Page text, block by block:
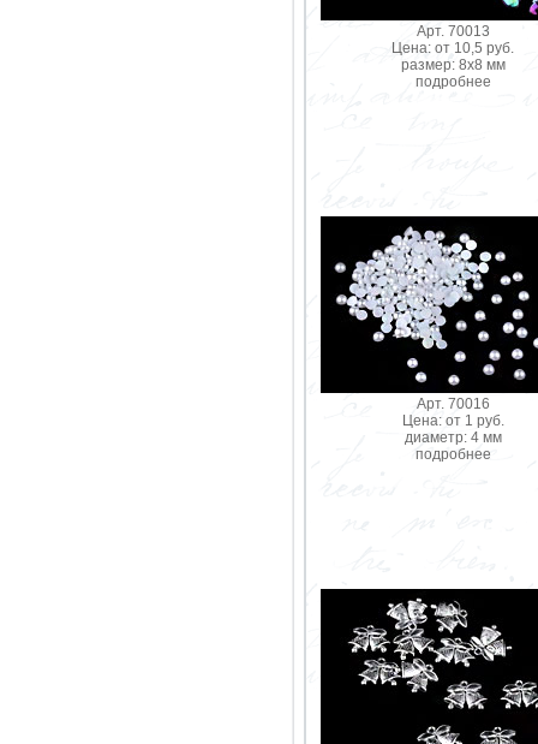
Арт. 70013
Цена: от 10,5 руб.
размер: 8х8 мм
подробнее
Арт. 70016
Цена: от 1 руб.
диаметр: 4 мм
подробнее